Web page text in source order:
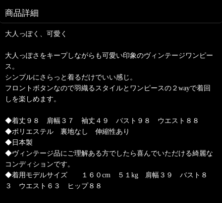
商品詳細
大人っぽく、可愛く
大人っぽさをキープしながらも可愛い印象のヴィンテージワンピー
ス。
シンプルにさらっと着るだけでいい感じ。
フロントボタンなので羽織るスタイルとワンピースの２wayで着回
しを楽しめます。
◆着丈９８ 肩幅３７ 袖丈４９ バスト９８ ウエスト８８
◆ポリエステル 裏地なし 伸縮性あり
◆日本製
◆ヴィンテージ品にご理解ある方でしたら喜んでいただける綺麗な
コンディションです。
◆着用モデルサイズ １６０cm ５１kg 肩幅３９ バスト８
３ ウエスト６３ ヒップ８８